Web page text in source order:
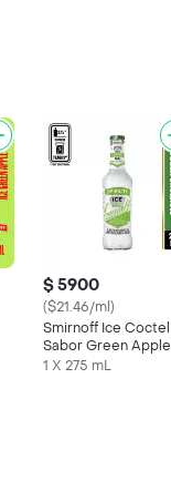
$ 5900
($21.46/ml)
Smirnoff Ice Coctel
Sabor Green Apple
1 X 275 mL